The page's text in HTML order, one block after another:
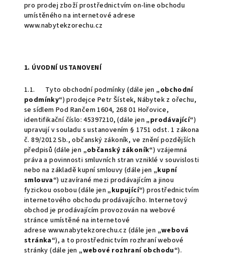
pro prodej zboží prostřednictvím on-line obchodu
umístěného na internetové adrese
www.nabytekzorechu.cz
1. ÚVODNÍ USTANOVENÍ
1.1. Tyto obchodní podmínky (dále jen„obchodní
podmínky“) prodejce Petr Šístek, Nábytek z ořechu,
se sídlem Pod Rančem 1604, 268 01 Hořovice,
identifikační číslo: 45397210, (dále jen„prodávající“)
upravují v souladu s ustanovením § 1751 odst. 1 zákona
č. 89/2012 Sb., občanský zákoník, ve znění pozdějších
předpisů (dále jen „občanský zákoník“) vzájemná
práva a povinnosti smluvních stran vzniklé v souvislosti
nebo na základě kupní smlouvy (dále jen „kupní
smlouva“) uzavírané mezi prodávajícím a jinou
fyzickou osobou (dále jen„kupující“) prostřednictvím
internetového obchodu prodávajícího. Internetový
obchod je prodávajícím provozován na webové
stránce umístěné na internetové
adrese www.nabytekzorechu.cz (dále jen „webová
stránka“), a to prostřednictvím rozhraní webové
stránky (dále jen„webové rozhraní obchodu“).